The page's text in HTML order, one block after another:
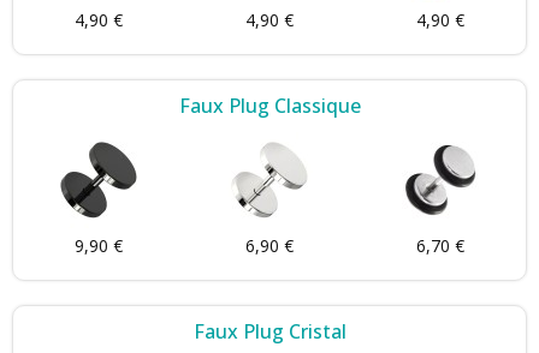
4,90 € 4,90 € 4,90 €
Faux Plug Classique
9,90 € 6,90 € 6,70 €
Faux Plug Cristal